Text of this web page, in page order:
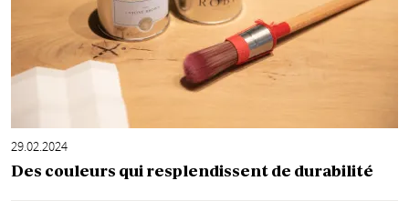
29.02.2024
Des couleurs qui resplendissent de durabilité